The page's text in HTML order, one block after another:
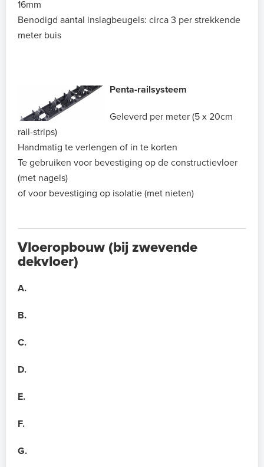
16mm
Benodigd aantal inslagbeugels: circa 3 per strekkende
meter buis
Penta-railsysteem
Geleverd per meter (5 x 20cm
rail-strips)
Handmatig te verlengen of in te korten
Te gebruiken voor bevestiging op de constructievloer
(met nagels)
of voor bevestiging op isolatie (met nieten)
Vloeropbouw (bij zwevende
dekvloer)
A.
B.
C.
D.
E.
F.
G.